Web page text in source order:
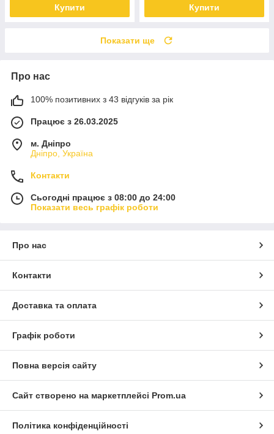
Купити Купити
Показати ще
Про нас
100% позитивних з 43 відгуків за рік
Працює з 26.03.2025
м. Дніпро
Дніпро, Україна
Контакти
Сьогодні працює з 08:00 до 24:00
Показати весь графік роботи
Про нас
Контакти
Доставка та оплата
Графік роботи
Повна версія сайту
Сайт створено на маркетплейсі Prom.ua
Політика конфіденційності